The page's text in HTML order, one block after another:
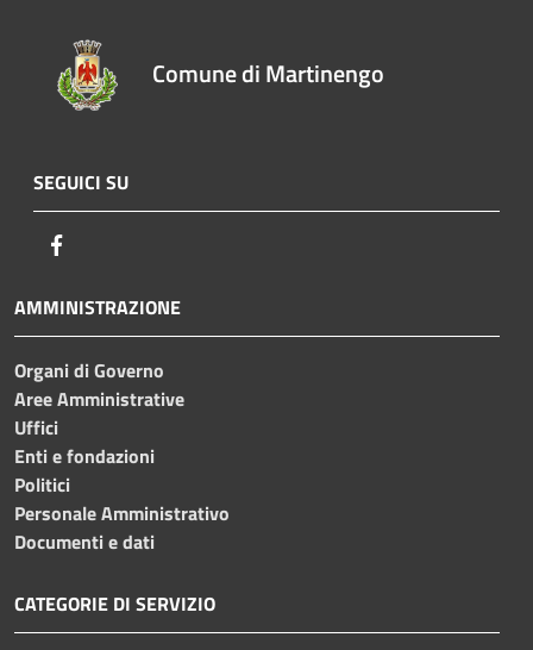
Comune di Martinengo
SEGUICI SU
AMMINISTRAZIONE
Organi di Governo
Aree Amministrative
Uffici
Enti e fondazioni
Politici
Personale Amministrativo
Documenti e dati
CATEGORIE DI SERVIZIO